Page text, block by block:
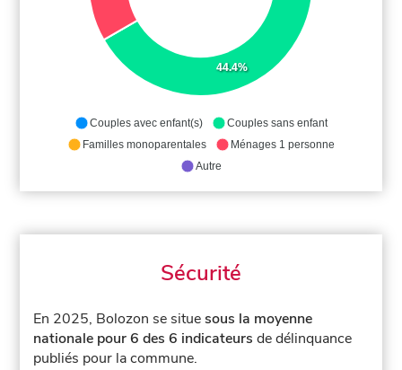
44.4%
Couples avec enfant(s)
Couples sans enfant
Familles monoparentales
Ménages 1 personne
Autre
Sécurité
En 2025, Bolozon se situesous la moyenne
nationale pour 6 des 6 indicateurs de délinquance
publiés pour la commune.